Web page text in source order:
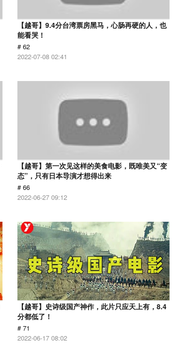
【越哥】9.4分台湾票房黑马，心肠再硬的人，也
能看哭！
# 62
2022-07-08 02:41
【越哥】第一次见这样的美食电影，既唯美又“变
态”，只有日本导演才想得出来
# 66
2022-06-27 09:12
【越哥】史诗级国产神作，此片只应天上有，8.4
分都低了！
# 71
2022-06-17 08:02